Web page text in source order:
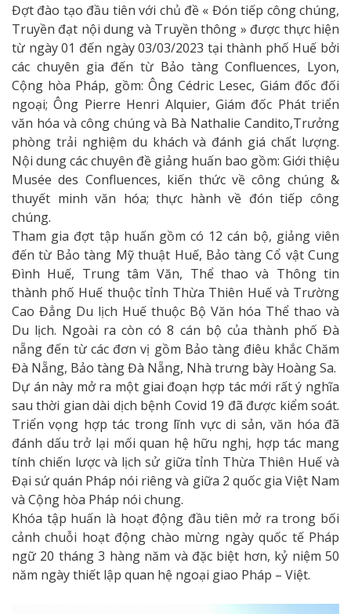
Đợt đào tạo đầu tiên với chủ đề « Đón tiếp công chúng,
Truyền đạt nội dung và Truyền thông » được thực hiện
từ ngày 01 đến ngày 03/03/2023 tại thành phố Huế bởi
các chuyên gia đến từ Bảo tàng Confluences, Lyon,
Cộng hòa Pháp, gồm: Ông Cédric Lesec, Giám đốc đối
ngoại; Ông Pierre Henri Alquier, Giám đốc Phát triển
văn hóa và công chúng và Bà Nathalie Candito,Trưởng
phòng trải nghiệm du khách và đánh giá chất lượng.
Nội dung các chuyên đề giảng huấn bao gồm: Giới thiệu
Musée des Confluences, kiến thức về công chúng &
thuyết minh văn hóa; thực hành về đón tiếp công
chúng.
Tham gia đợt tập huấn gồm có 12 cán bộ, giảng viên
đến từ Bảo tàng Mỹ thuật Huế, Bảo tàng Cổ vật Cung
Đình Huế, Trung tâm Văn, Thể thao và Thông tin
thành phố Huế thuộc tỉnh Thừa Thiên Huế và Trường
Cao Đẳng Du lịch Huế thuộc Bộ Văn hóa Thể thao và
Du lịch. Ngoài ra còn có 8 cán bộ của thành phố Đà
nẵng đến từ các đơn vị gồm Bảo tàng điêu khắc Chăm
Đà Nẵng, Bảo tàng Đà Nẵng, Nhà trưng bày Hoàng Sa.
Dự án này mở ra một giai đoạn hợp tác mới rất ý nghĩa
sau thời gian dài dịch bệnh Covid 19 đã được kiểm soát.
Triển vọng hợp tác trong lĩnh vực di sản, văn hóa đã
đánh dấu trở lại mối quan hệ hữu nghị, hợp tác mang
tính chiến lược và lịch sử giữa tỉnh Thừa Thiên Huế và
Đại sứ quán Pháp nói riêng và giữa 2 quốc gia Việt Nam
và Cộng hòa Pháp nói chung.
Khóa tập huấn là hoạt động đầu tiên mở ra trong bối
cảnh chuỗi hoạt động chào mừng ngày quốc tế Pháp
ngữ 20 tháng 3 hàng năm và đặc biệt hơn, kỷ niệm 50
năm ngày thiết lập quan hệ ngoại giao Pháp – Việt.